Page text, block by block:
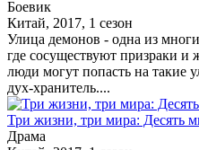
Боевик
Китай, 2017, 1 сезон
Улица демонов - одна из
где сосуществуют призраки
люди могут попасть на такие
дух-хранитель....
Три жизни, три мира: Десять
Драма